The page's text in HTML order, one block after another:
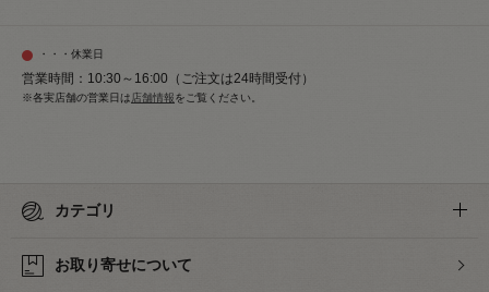
・・・休業日
営業時間：10:30～16:00（ご注文は24時間受付）
※各実店舗の営業日は店舗情報をご覧ください。
カテゴリ
お取り寄せについて